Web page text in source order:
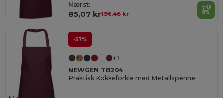
Nærst:
85,07 kr196,46 kr
-57%
+1
NEWGEN TB204
Praktisk Kokkeforkle med Metallspenne